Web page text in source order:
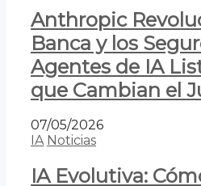
Anthropic
Banca y los
Agentes de IA
que Cambian el
07/05/2026
IA Noticias
IA Evolutiva: